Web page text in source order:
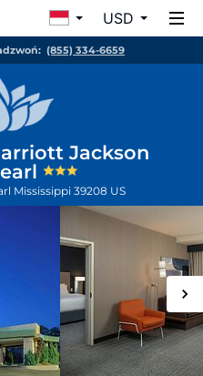
USD
(855) 334-6659
Jackson
Mississippi 39208 US